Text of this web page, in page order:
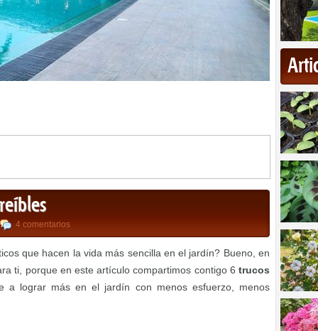
4 comentarios
que hacen la vida más sencilla en el jardín? Bueno, en
ti, porque en este artículo compartimos contigo 6 trucos
a lograr más en el jardín con menos esfuerzo, menos